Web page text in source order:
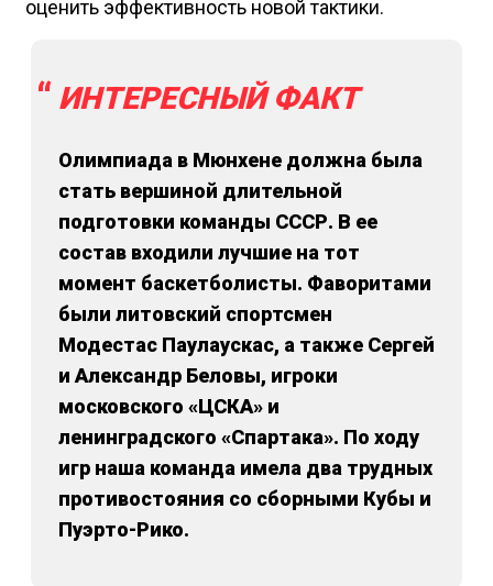
оценить эффективность новой тактики.
ИНТЕРЕСНЫЙ ФАКТ
Олимпиада в Мюнхене должна была
стать вершиной длительной
подготовки команды СССР. В ее
состав входили лучшие на тот
момент баскетболисты. Фаворитами
были литовский спортсмен
Модестас Паулаускас, а также Сергей
и Александр Беловы, игроки
московского «ЦСКА» и
ленинградского «Спартака». По ходу
игр наша команда имела два трудных
противостояния со сборными Кубы и
Пуэрто-Рико.